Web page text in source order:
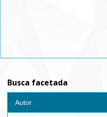
Busca facetada
Autor